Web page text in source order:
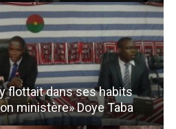
flottait dans ses habits
ministère» Doye Taba